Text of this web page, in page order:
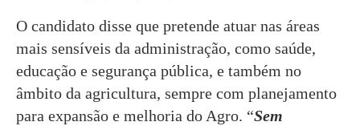
O candidato disse que pretende atuar nas áreas
mais sensíveis da administração, como saúde,
educação e segurança pública, e também no
âmbito da agricultura, sempre com planejamento
para expansão e melhoria do Agro. “Sem